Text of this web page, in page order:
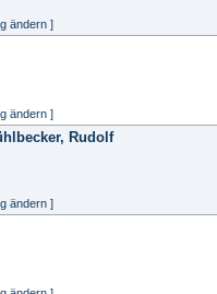
ändern ]
ändern ]
Rudolf
ändern ]